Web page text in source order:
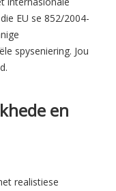
EU se 852/2004-
spyseniering. Jou
en
realistiese